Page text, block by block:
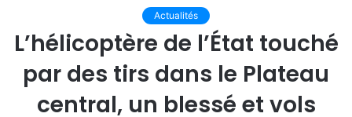
Actualités
L’hélicoptère de l’État touché
par des tirs dans le Plateau
central, un blessé et vols